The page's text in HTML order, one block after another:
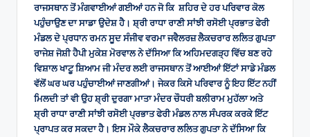
ਰਾਜਸਥਾਨ ਤੋਂ ਮੰਗਵਾਈਆਂ ਗਈਆਂ ਹਨ ਜੋ ਕਿ ਸ਼ਹਿਰ ਦੇ ਹਰ ਪਰਿਵਾਰ ਕੋਲ
ਪਹੁੰਚਾਉਣ ਦਾ ਸਾਡਾ ਉਦੇਸ਼ ਹੈ। ਸ਼੍ਰੀ ਰਾਧਾ ਰਾਣੀ ਸਾਂਝੀ ਰਸੋਈ ਪ੍ਰਭਾਤ ਫੇਰੀ
ਮੰਡਲ ਦੇ ਪ੍ਰਧਾਨ ਰਮਨ ਸੂਦ ਸੰਜੀਵ ਵਰਮਾ ਜਵੈਲਰਜ਼ ਲੈਕਚਰਾਰ ਲਲਿਤ ਗੁਪਤਾ
ਰਾਜੇਸ਼ ਜੋਸ਼ੀ ਹੈਪੀ ਮੁਕੇਸ਼ ਮੋਰਵਾਲ ਨੇ ਦੱਸਿਆ ਕਿ ਅਹਿਮਦਗੜ੍ਹ ਵਿੱਚ ਬਣ ਰਹੇ
ਵਿਸ਼ਾਲ ਖਾਟੂ ਸ਼ਿਆਮ ਜੀ ਮੰਦਰ ਲਈ ਰਾਜਸਥਾਨ ਤੋਂ ਆਈਆਂ ਇੱਟਾਂ ਸਾਡੇ ਮੰਡਲ
ਵੱਲੋਂ ਘਰ ਘਰ ਪਹੁੰਚਾਈਆਂ ਜਾਣਗੀਆਂ। ਜੇਕਰ ਕਿਸੇ ਪਰਿਵਾਰ ਨੂੰ ਇਹ ਇੱਟ ਨਹੀਂ
ਮਿਲਦੀ ਤਾਂ ਵੀ ਉਹ ਸ਼੍ਰੀ ਦੁਰਗਾ ਮਾਤਾ ਮੰਦਰ ਚੌਧਰੀ ਬਲੀਰਾਮ ਮੁਹੱਲਾ ਅਤੇ
ਸ਼੍ਰੀ ਰਾਧਾ ਰਾਣੀ ਸਾਂਝੀ ਰਸੋਈ ਪ੍ਰਭਾਤ ਫੇਰੀ ਮੰਡਲ ਨਾਲ ਸੰਪਰਕ ਕਰਕੇ ਇੱਟ
ਪ੍ਰਾਪਤ ਕਰ ਸਕਦਾ ਹੈ। ਇਸ ਮੌਕੇ ਲੈਕਚਰਾਰ ਲਲਿਤ ਗੁਪਤਾ ਨੇ ਦੱਸਿਆ ਕਿ